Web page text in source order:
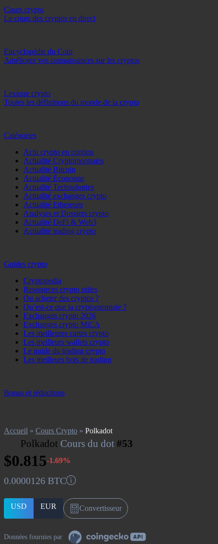
Cours crypto
Le cours des cryptos en direct
Encyclopédie du Coin
Améliorez vos connaissances sur les cryptos
Lexique crypto
Toutes les définitions du monde de la crypto
Catégories
Actu crypto en continu
Actualité Cryptomonnaies
Actualité Bitcoin
Actualité Économie
Actualité Technologies
Actualité exchanges crypto
Actualité Ethereum
Analyses et Dossiers crypto
Actualité DeFi & Web3
Actualité trading crypto
Guides crypto
Cryptopedia
Ressources crypto utiles
Ou acheter des cryptos ?
Qu’est-ce que la cryptomonnaie ?
Exchanges crypto 2026
Exchanges crypto MiCA
Les meilleures cartes crypto
Les meilleurs wallets crypto
Le guide du trading crypto
Les meilleurs bots de trading
Bonus et réductions
Accueil » Cours Crypto » Polkadot
Polkadot Cours du dot #53
$0.815-1.69%
0.0000126 BTC
USD EUR Convertisseur
Données fournies par